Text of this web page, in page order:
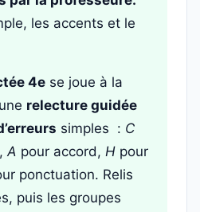
les accents et le
4e se joue à la
relecture guidée
simples : C
A pour accord, H pour
ponctuation. Relis
puis les groupes